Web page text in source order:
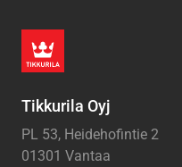
Tikkurila Oyj
PL 53, Heidehofintie 2
01301 Vantaa